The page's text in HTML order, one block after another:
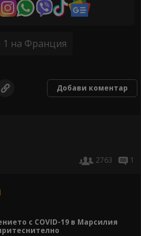
1 на Франция
Добави коментар
2763
1
с COVID-19 в Марсилия